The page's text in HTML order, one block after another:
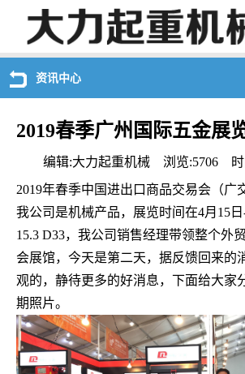
资讯中心
2019春季广州国际五金展
编辑:大力起重机械 浏览:5706 时
2019年春季中国进出口商品交易会（广
我公司是机械产品，展览时间在4月15
15.3 D33，我公司销售经理带领整个外
会展馆，今天是第二天，据反馈回来的
观的，静待更多的好消息，下面给大家
期照片。